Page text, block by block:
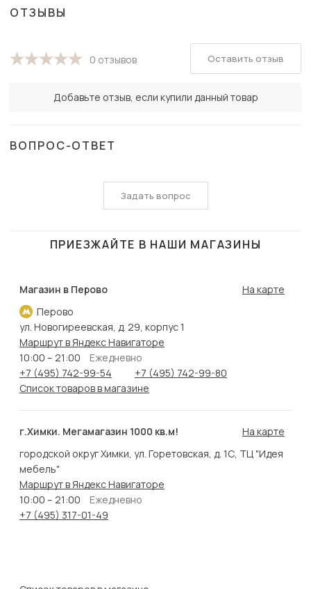
ОТЗЫВЫ
0 отзывов
Добавьте отзыв, если купили данный товар
Оставить отзыв
ВОПРОС-ОТВЕТ
Задать вопрос
ПРИЕЗЖАЙТЕ В НАШИ МАГАЗИНЫ
Магазин в Перово
Перово
На карте
ул. Новогиреевская, д. 29, корпус 1
Маршрут в Яндекс Навигаторе
10:00 – 21:00
Ежедневно
+7 (495) 742-99-54
+7 (495) 742-99-80
Список товаров в магазине
г.Химки. Мегамагазин 1000 кв.м!
На карте
городской округ Химки, ул. Горетовская, д. 1С, ТЦ "Идея
мебель"
Маршрут в Яндекс Навигаторе
10:00 – 21:00
Ежедневно
+7 (495) 317-01-49